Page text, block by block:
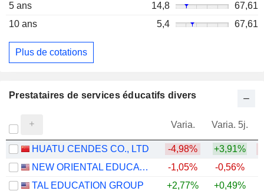
5 ans
14,8
67,61
10 ans
5,4 67,61
Plus de cotations
Prestataires de services éducatifs divers
Varia. Varia. 5j.
HUATU CENDES CO., LTD -4,98% +3,91%
NEW ORIENTAL EDUCATION & TECHNOLOGY GROUP INC.
-1,05% -0,56%
TAL EDUCATION GROUP
+2,77% +0,49%